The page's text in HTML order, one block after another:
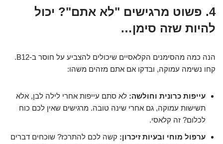
4. פשוט מרגישים "לא אתם"? יכול
להיות שזה סימן…
הנה כמה מהסימנים הקלאסיים שיכולים להצביע על חוסר ב-B12.
קחו נשימה עמוקה, ובדקו אם אתם מזהים משהו:
עייפות כרונית וחולשה: לא סתם עייפות אחרי לילה לבן, אלא
תשישות עמוקה, גם אחרי שינה טובה. מרגישים שאין לכם כוח
לכלום? זה קלאסי.
ערפול מוחי ובעיות זיכרון: קשה לכם להתרכז? שוכחים דברים